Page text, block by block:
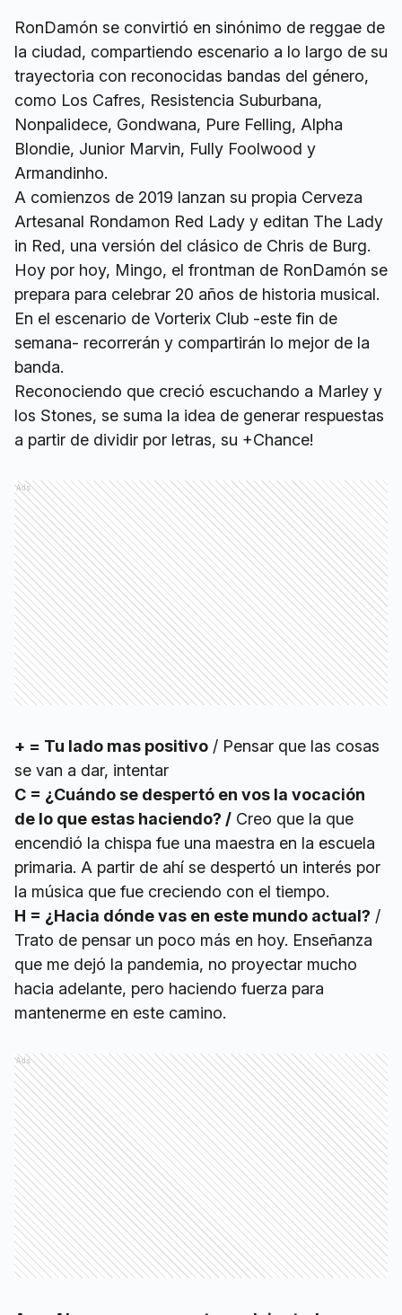
RonDamón se convirtió en sinónimo de reggae de
la ciudad, compartiendo escenario a lo largo de su
trayectoria con reconocidas bandas del género,
como Los Cafres, Resistencia Suburbana,
Nonpalidece, Gondwana, Pure Felling, Alpha
Blondie, Junior Marvin, Fully Foolwood y
Armandinho.
A comienzos de 2019 lanzan su propia Cerveza
Artesanal Rondamon Red Lady y editan The Lady
in Red, una versión del clásico de Chris de Burg.
Hoy por hoy, Mingo, el frontman de RonDamón se
prepara para celebrar 20 años de historia musical.
En el escenario de Vorterix Club -este fin de
semana- recorrerán y compartirán lo mejor de la
banda.
Reconociendo que creció escuchando a Marley y
los Stones, se suma la idea de generar respuestas
a partir de dividir por letras, su +Chance!
Ads
+ = Tu lado mas positivo / Pensar que las cosas
se van a dar, intentar
C = ¿Cuándo se despertó en vos la vocación
de lo que estas haciendo? / Creo que la que
encendió la chispa fue una maestra en la escuela
primaria. A partir de ahí se despertó un interés por
la música que fue creciendo con el tiempo.
H = ¿Hacia dónde vas en este mundo actual? /
Trato de pensar un poco más en hoy. Enseñanza
que me dejó la pandemia, no proyectar mucho
hacia adelante, pero haciendo fuerza para
mantenerme en este camino.
Ads